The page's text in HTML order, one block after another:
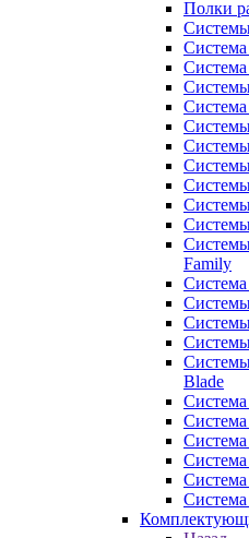
Полки
Family
Blade